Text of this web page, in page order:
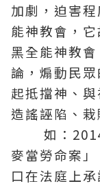
加劇，迫害
能神教會，
黑全能神教
論，煽動民
起抵擋神、
造謠誣陷、栽
如：2014
麥當勞命案
口在法庭上